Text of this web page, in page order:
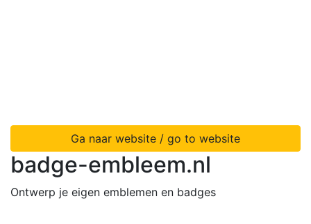
Ga naar website / go to website
badge-embleem.nl
Ontwerp je eigen emblemen en badges